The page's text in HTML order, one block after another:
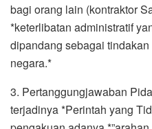
bagi orang lain (kontraktor
*keterlibatan administratif
dipandang sebagai
negara.*
3. Pertanggungjawaban
terjadinya *Perintah yang